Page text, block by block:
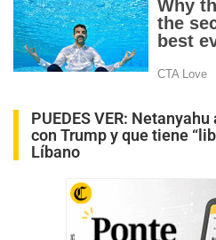
PUEDES VER: Netanyahu
con Trump y que tiene
Líbano